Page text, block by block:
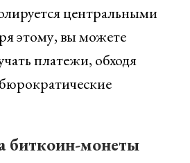
центральными
этому, вы можете
платежи, обходя
биткоин-монеты